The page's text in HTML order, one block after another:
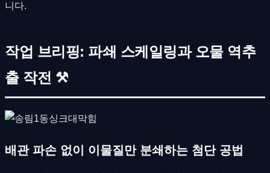
니다.
작업 브리핑: 파쇄 스케일링과 오물 역추
출 작전 ⚒
배관 파손 없이 이물질만 분쇄하는 첨단 공법